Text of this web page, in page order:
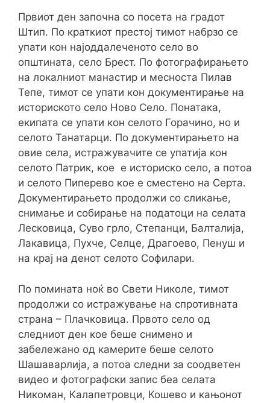
Првиот ден започна со посета на градот
Штип. По краткиот престој тимот набрзо се
упати кон најоддалеченото село во
општината, село Брест. По фотографирањето
на локалниот манастир и месноста Пилав
Тепе, тимот се упати кон документирање на
историското село Ново Село. Понатака,
екипата се упати кон селото Горачино, но и
селото Танатарци. По документирањето на
овие села, истражувачите се упатија кон
селото Патрик, кое е историско село, а потоа
и селото Пиперево кое е сместено на Серта.
Документирањето продолжи со сликање,
снимање и собирање на податоци на селата
Лесковица, Суво грло, Степанци, Балталија,
Лакавица, Пухче, Селце, Драгоево, Пенуш и
на крај на денот селото Софилари.
По помината ноќ во Свети Николе, тимот
продолжи со истражување на спротивната
страна – Плачковица. Првото село од
следниот ден кое беше снимено и
забележано од камерите беше селото
Шашаварлија, а потоа следни за соодветен
видео и фотографски запис беа селата
Никоман, Калапетровци, Кошево и кањонот